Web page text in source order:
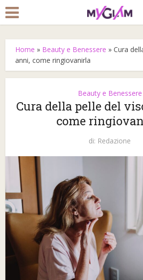
Home » Beauty e Benessere »Cura
anni, come ringiovanirla
Beauty e Benessere
Cura della pelle del
come
di: Redazione